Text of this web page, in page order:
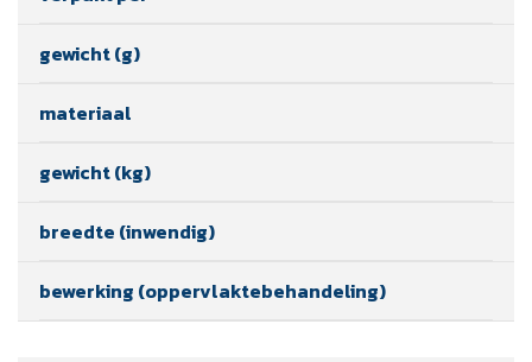
gewicht (g)
materiaal
gewicht (kg)
breedte (inwendig)
bewerking (oppervlaktebehandeling)